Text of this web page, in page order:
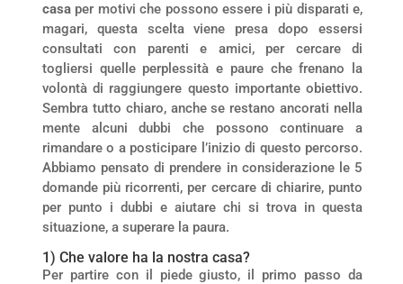
casaper motivi che possono essere i più disparati e,
magari, questa scelta viene presa dopo essersi
consultati con parenti e amici, per cercare di
togliersi quelle perplessità e paure che frenano la
volontà di raggiungere questo importante obiettivo.
Sembra tutto chiaro, anche se restano ancorati nella
mente alcuni dubbi che possono continuare a
rimandare o a posticipare l’inizio di questo percorso.
Abbiamo pensato di prendere in considerazione le 5
domande più ricorrenti, per cercare di chiarire, punto
per punto i dubbi e aiutare chi si trova in questa
situazione, a superare la paura.
1) Che valore ha la nostra casa?
Per partire con il piede giusto, il primo passo da